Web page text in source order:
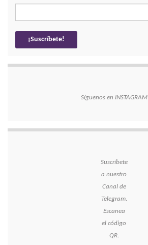
Síguenos en INSTAGRAM
Suscríbete
a nuestro
Canal de
Telegram.
Escanea
el código
QR.